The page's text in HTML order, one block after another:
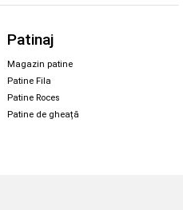
Patinaj
Magazin patine
Patine Fila
Patine Roces
Patine de gheață